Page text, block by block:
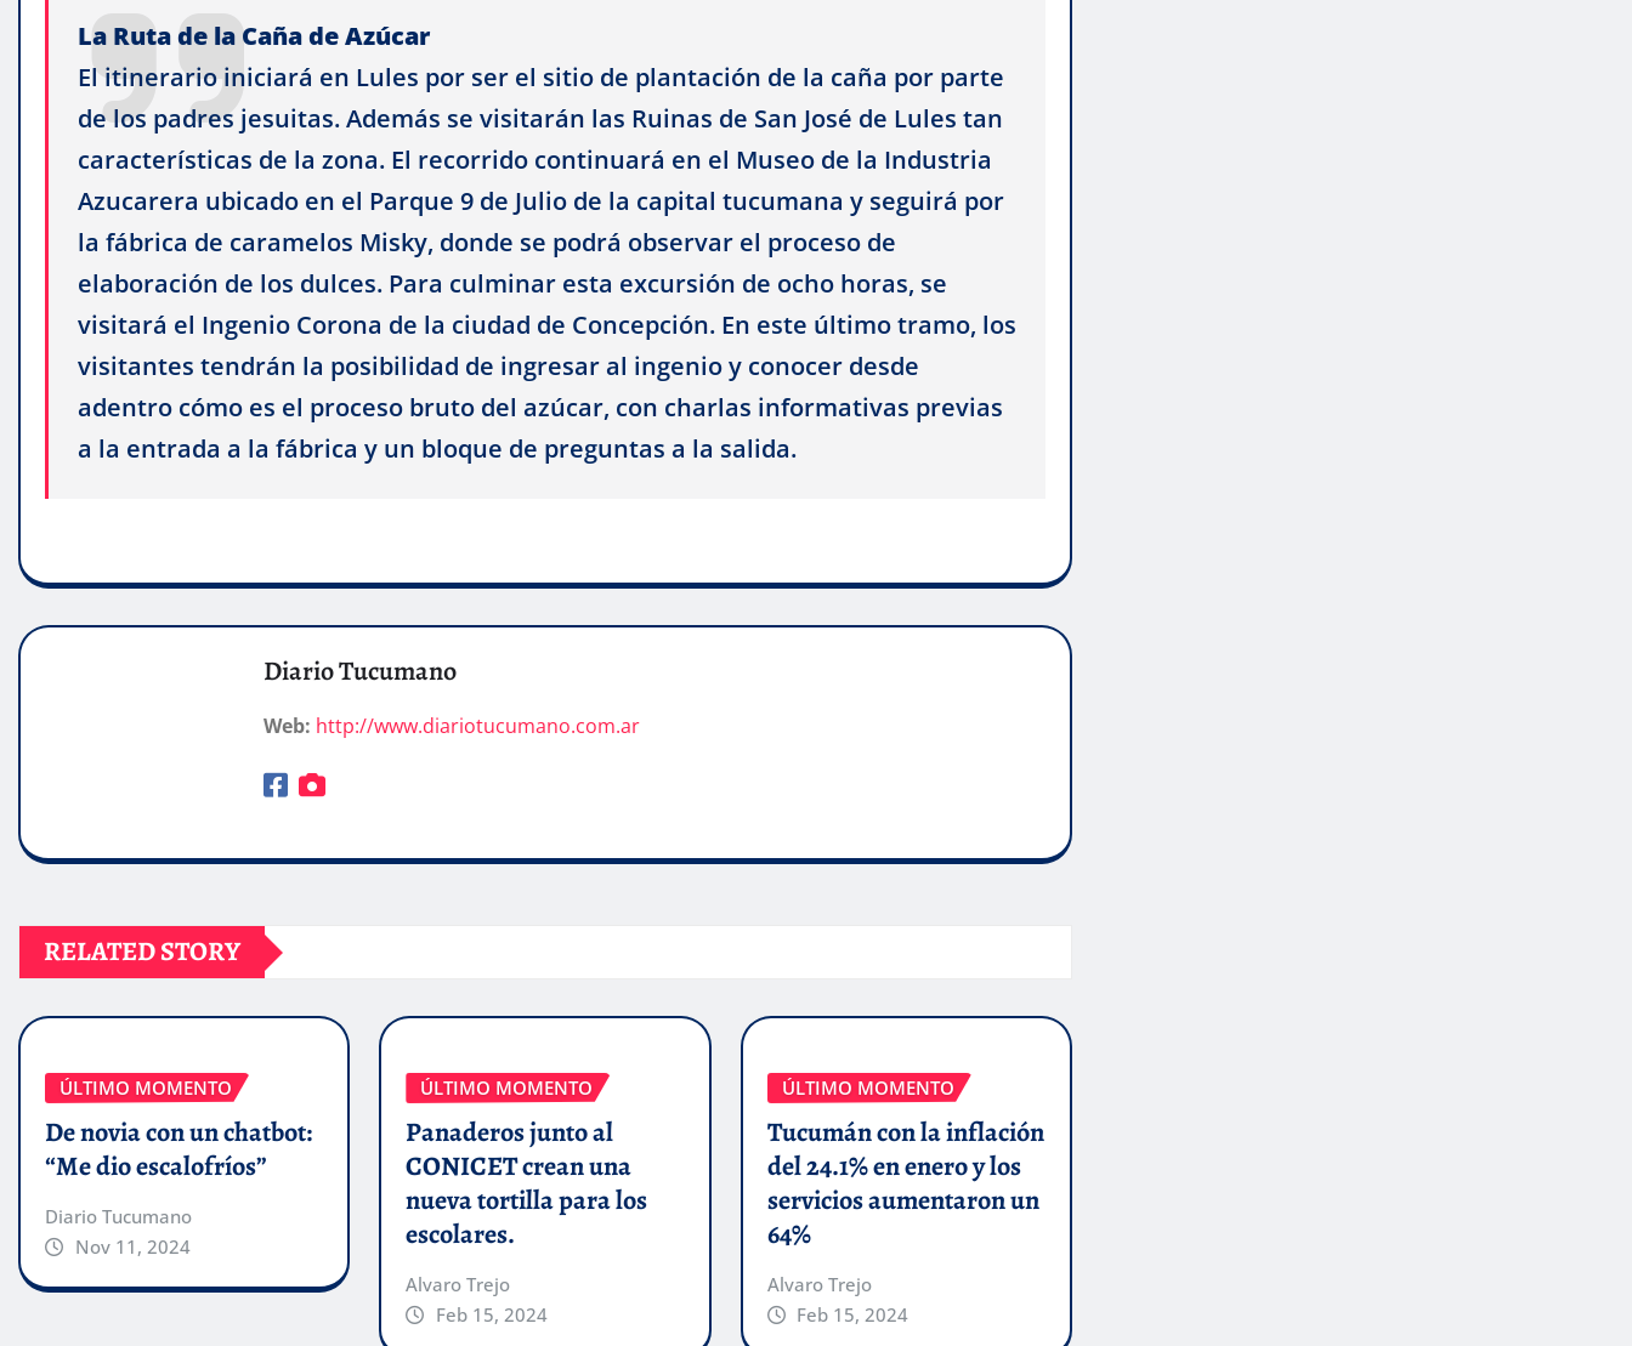
La Ruta de la Caña de Azúcar
El itinerario iniciará en Lules por ser el sitio de plantación de la caña por parte
de los padres jesuitas. Además se visitarán las Ruinas de San José de Lules tan
características de la zona. El recorrido continuará en el Museo de la Industria
Azucarera ubicado en el Parque 9 de Julio de la capital tucumana y seguirá por
la fábrica de caramelos Misky, donde se podrá observar el proceso de
elaboración de los dulces. Para culminar esta excursión de ocho horas, se
visitará el Ingenio Corona de la ciudad de Concepción. En este último tramo, los
visitantes tendrán la posibilidad de ingresar al ingenio y conocer desde
adentro cómo es el proceso bruto del azúcar, con charlas informativas previas
a la entrada a la fábrica y un bloque de preguntas a la salida.
Diario Tucumano
Web: http://www.diariotucumano.com.ar
RELATED STORY
ÚLTIMO MOMENTO
De novia con un chatbot:
“Me dio escalofríos”
Diario Tucumano
Nov 11, 2024
ÚLTIMO MOMENTO
Panaderos junto al
CONICET crean una
nueva tortilla para los
escolares.
Alvaro Trejo
Feb 15, 2024
ÚLTIMO MOMENTO
Tucumán con la inflación
del 24.1% en enero y los
servicios aumentaron un
64%
Alvaro Trejo
Feb 15, 2024